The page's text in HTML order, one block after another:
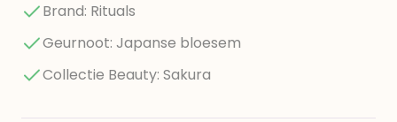
Brand: Rituals
Geurnoot: Japanse bloesem
Collectie Beauty: Sakura